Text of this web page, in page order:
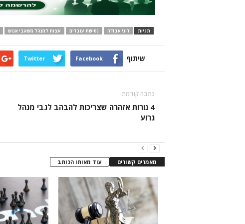
תגיות דיני עבודה נטישת עובדים עצות למנהל משאבי אנוש
שיתוף Facebook
Twitter
כתבה קודמת
4 נורות אזהרה שצריכות להבהב לגבי מנהל
גרוע
מאמרים קשורים עוד מאותו הכותב